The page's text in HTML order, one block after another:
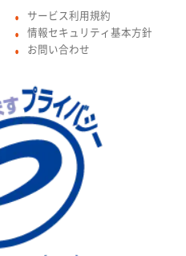
● サービス利用規約
● 情報セキュリティ基本方針
● お問い合わせ